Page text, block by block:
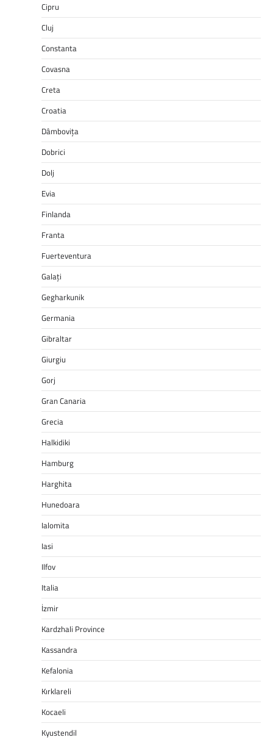
Cipru
Cluj
Constanta
Covasna
Creta
Croatia
Dâmbovița
Dobrici
Dolj
Evia
Finlanda
Franta
Fuerteventura
Galați
Gegharkunik
Germania
Gibraltar
Giurgiu
Gorj
Gran Canaria
Grecia
Halkidiki
Hamburg
Harghita
Hunedoara
Ialomita
Iasi
Ilfov
Italia
İzmir
Kardzhali Province
Kassandra
Kefalonia
Kırklareli
Kocaeli
Kyustendil